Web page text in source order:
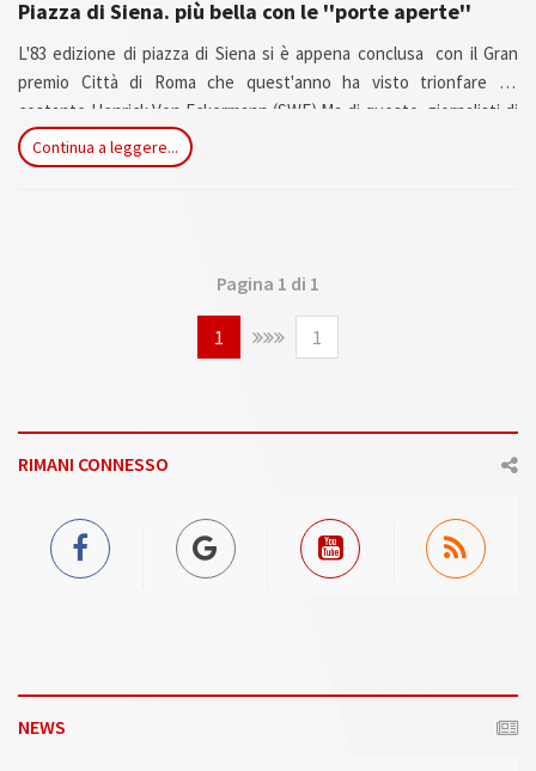
Piazza di Siena. più bella con le ''porte aperte''
L'83 edizione di piazza di Siena si è appena conclusa con il Gran
premio Città di Roma che quest'anno ha visto trionfare un
costante Henrick Von Eckermann (SWE) Ma di questo, giornalisti di
settore certo molto più preparati di me, sapranno scrivere di
meglio. L'argomento che vorrei portare all'attenzione del lettore, è
Continua a leggere...
Pagina 1 di 1
1 1
RIMANI CONNESSO
NEWS